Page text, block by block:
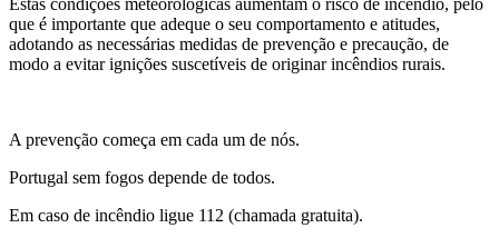
que é importante que adeque o seu comportamento e atitudes,
adotando as necessárias medidas de prevenção e precaução, de
modo a evitar ignições suscetíveis de originar incêndios rurais.
A prevenção começa em cada um de nós.
Portugal sem fogos depende de todos.
Em caso de incêndio ligue 112 (chamada gratuita).